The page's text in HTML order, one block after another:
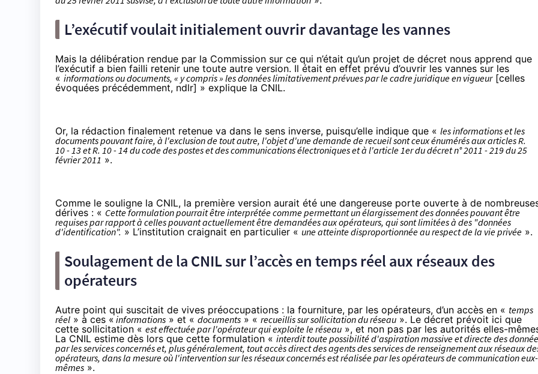
L’exécutif voulait initialement ouvrir davantage les vannes
Mais la délibération rendue par la Commission sur ce qui n’était qu’un projet de décret nous apprend que
l’exécutif a bien failli retenir une toute autre version. Il était en effet prévu d’ouvrir les vannes sur les
« informations ou documents, « y compris » les données limitativement prévues par le cadre juridique en vigueur[celles
évoquées précédemment, ndlr] » explique la CNIL.
Or, la rédaction finalement retenue va dans le sens inverse, puisqu’elle indique que « les informations et les
documents pouvant faire, à l'exclusion de tout autre, l'objet d'une demande de recueil sont ceux énumérés aux articles R.
10 - 13 et R. 10 - 14 du code des postes et des communications électroniques et à l'article 1er du décret n° 2011 - 219 du 25
février 2011 ».
Comme le souligne la CNIL, la première version aurait été une dangereuse porte ouverte à de
dérives : « Cette formulation pourrait être interprétée comme permettant un élargissement des données pouvant être
requises par rapport à celles pouvant actuellement être demandées aux opérateurs, qui sont limitées à des "données
d'identification". » L’institution craignait en particulier « une atteinte disproportionnée au respect de la vie privée ».
Soulagement de la CNIL sur l’accès en temps réel aux réseaux des
opérateurs
Autre point qui suscitait de vives préoccupations : la fourniture, par les opérateurs, d’un accès en « temps
réel » à ces «informations » et « documents » « recueillis sur sollicitation du réseau ». Le décret prévoit ici que
cette sollicitation « est effectuée par l'opérateur qui exploite le réseau », et non pas par les autorités elles-
La CNIL estime dès lors que cette formulation « interdit toute possibilité d'aspiration massive et directe des
par les services concernés et, plus généralement, tout accès direct des agents des services de renseignement aux réseaux
opérateurs, dans la mesure où l'intervention sur les réseaux concernés est réalisée par les opérateurs de communication eux-
mêmes ».